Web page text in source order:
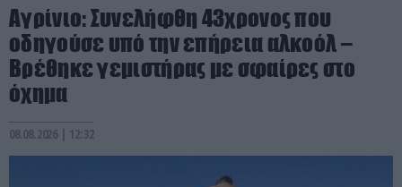
Αγρίνιο: Συνελήφθη 43χρονος που
οδηγούσε υπό την επήρεια αλκοόλ –
Βρέθηκε γεμιστήρας με σφαίρες στο
όχημα
08.08.2026 | 12:32